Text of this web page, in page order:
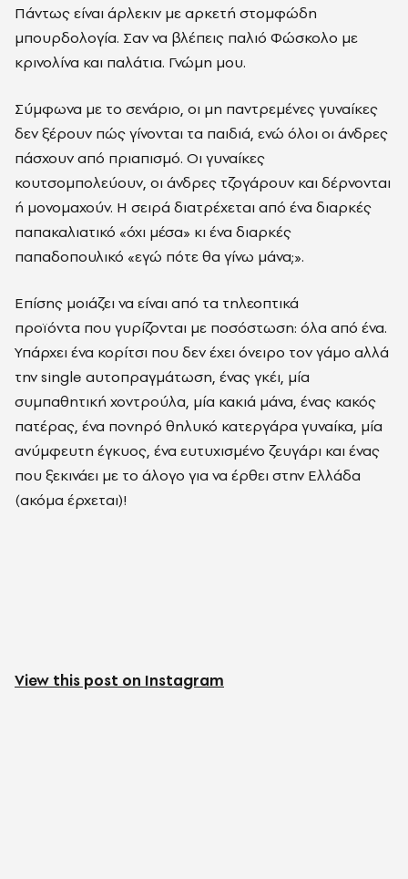
Πάντως είναι άρλεκιν με αρκετή στομφώδη
μπουρδολογία. Σαν να βλέπεις παλιό Φώσκολο με
κρινολίνα και παλάτια. Γνώμη μου.
Σύμφωνα με το σενάριο, οι μη παντρεμένες γυναίκες
δεν ξέρουν πώς γίνονται τα παιδιά, ενώ όλοι οι άνδρες
πάσχουν από πριαπισμό. Οι γυναίκες
κουτσομπολεύουν, οι άνδρες τζογάρουν και δέρνονται
ή μονομαχούν. Η σειρά διατρέχεται από ένα διαρκές
παπακαλιατικό «όχι μέσα» κι ένα διαρκές
παπαδοπουλικό «εγώ πότε θα γίνω μάνα;».
Επίσης μοιάζει να είναι από τα τηλεοπτικά
προϊόντα που γυρίζονται με ποσόστωση: όλα από ένα.
Υπάρχει ένα κορίτσι που δεν έχει όνειρο τον γάμο αλλά
την single αυτοπραγμάτωση, ένας γκέι, μία
συμπαθητική χοντρούλα, μία κακιά μάνα, ένας κακός
πατέρας, ένα πονηρό θηλυκό κατεργάρα γυναίκα, μία
ανύμφευτη έγκυος, ένα ευτυχισμένο ζευγάρι και ένας
που ξεκινάει με το άλογο για να έρθει στην Ελλάδα
(ακόμα έρχεται)!
View this post on Instagram